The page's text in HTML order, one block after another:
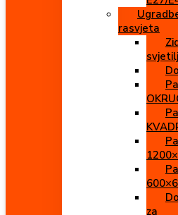
rasvjeta
za